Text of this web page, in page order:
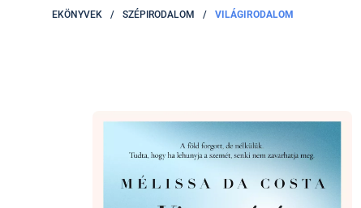
EKÖNYVEK / SZÉPIRODALOM / VILÁGIRODALOM